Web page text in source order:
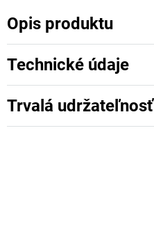
Opis produktu
Technické údaje
Trvalá udržateľnosť